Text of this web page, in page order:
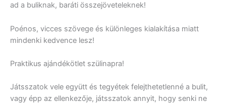
ad a buliknak, baráti összejöveteleknek!
Poénos, vicces szövege és különleges kialakítása miatt
mindenki kedvence lesz!
Praktikus ajándékötlet szülinapra!
Játsszatok vele együtt és tegyétek felejthetetlenné a bulit,
vagy épp az ellenkezője, játsszatok annyit, hogy senki ne